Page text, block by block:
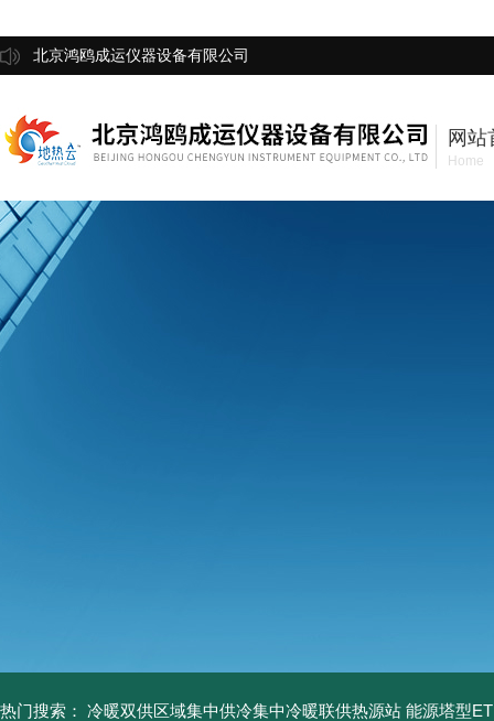
北京鸿鸥成运仪器设备有限公司
网站
Home
热门搜索： 冷暖双供区域集中供冷集中冷暖联供热源站 能源塔型